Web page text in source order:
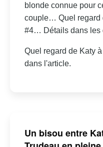
blonde connue pour
couple… Quel regard
#4… Détails dans les
Quel regard de Katy
dans l'article.
Un bisou entre